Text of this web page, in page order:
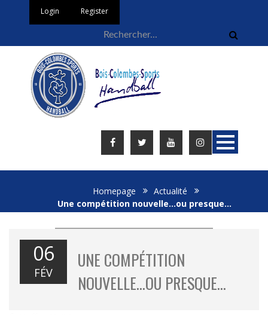
Login Register
Homepage
Actualité
Une compétition nouvelle…ou presque…
06
FÉV
UNE COMPÉTITION
NOUVELLE…OU PRESQUE…